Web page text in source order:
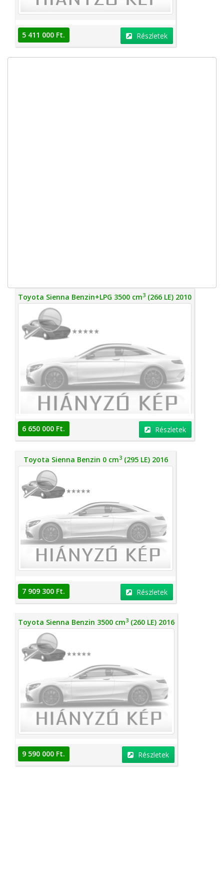
5 411 000 Ft. Részletek
Toyota Sienna Benzin+LPG 3500 cm3 (266 LE) 2010
6 650 000 Ft. Részletek
Toyota Sienna Benzin 0 cm3(295 LE) 2016
7 909 300 Ft. Részletek
Toyota Sienna Benzin 3500 cm3 (260 LE) 2016
9 590 000 Ft. Részletek